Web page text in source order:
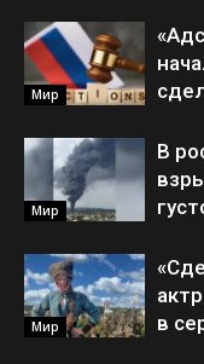
Мир
Мир
В
Мир
в